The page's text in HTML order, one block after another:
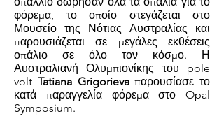
φόρεμα, το οποίο στεγάζεται στο
Μουσείο της Νότιας Αυστραλίας και
παρουσιάζεται σε μεγάλες εκθέσεις
οπάλιο σε όλο τον κόσμο. Η
Αυστραλιανή Ολυμπιονίκης του pole
volt Tatiana Grigorievaπαρουσίασε το
κατά παραγγελία φόρεμα στο Opal
Symposium.